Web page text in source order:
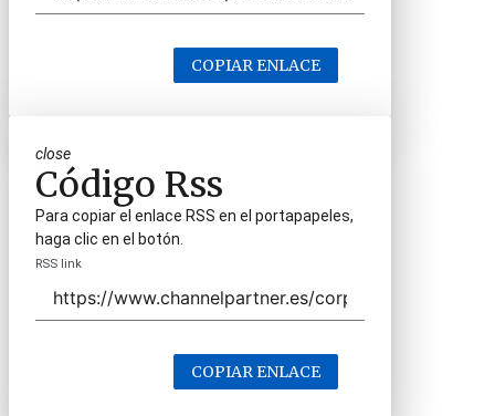
COPIAR ENLACE
close
Código Rss
Para copiar el enlace RSS en el portapapeles,
haga clic en el botón.
RSS link
COPIAR ENLACE